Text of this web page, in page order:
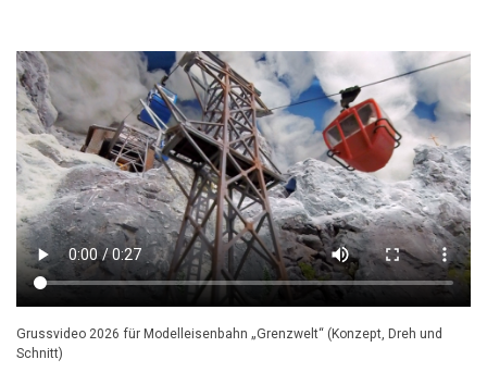
Grussvideo 2026 für Modelleisenbahn „Grenzwelt“ (Konzept, Dreh und
Schnitt)